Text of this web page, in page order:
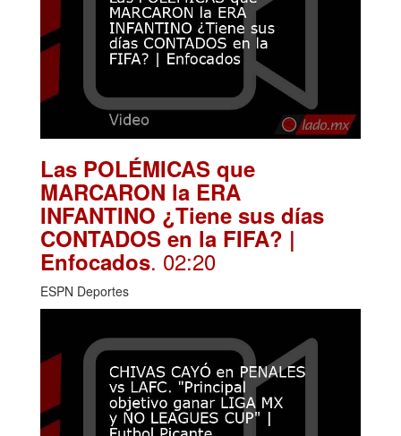
Las POLÉMICAS que
MARCARON la ERA
INFANTINO ¿Tiene sus días
CONTADOS en la FIFA? |
Enfocados. 02:20
ESPN Deportes